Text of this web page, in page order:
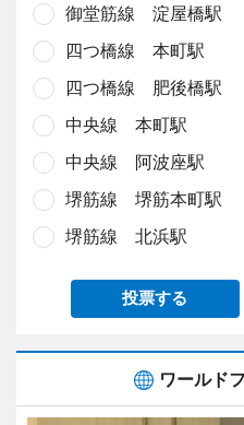
御堂筋線 淀屋橋駅
四つ橋線 本町駅
四つ橋線 肥後橋駅
中央線 本町駅
中央線 阿波座駅
堺筋線 堺筋本町駅
堺筋線 北浜駅
投票する
ワールド